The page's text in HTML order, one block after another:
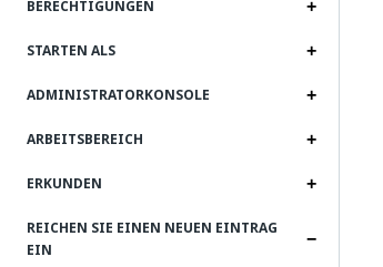
BERECHTIGUNGEN
STARTEN ALS
ADMINISTRATORKONSOLE
ARBEITSBEREICH
ERKUNDEN
REICHEN SIE EINEN NEUEN EINTRAG
EIN